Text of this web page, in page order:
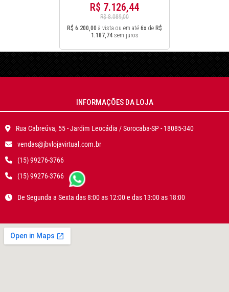
R$ 7.126,44
R$ 8.089,00
R$ 6.200,00 à vista ou em até 6x de R$
1.187,74sem juros
INFORMAÇÕES DA LOJA
Rua Cabreúva, 55 - Jardim Leocádia / Sorocaba-SP - 18085-340
vendas@jbvlojavirtual.com.br
(15) 99276-3766
(15) 99276-3766
De Segunda a Sexta das 8:00 as 12:00 e das 13:00 as 18:00